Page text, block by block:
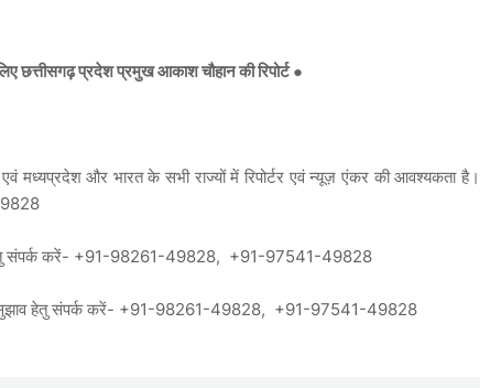
छत्तीसगढ़ प्रदेश प्रमुख आकाश चौहान की रिपोर्ट ●
मध्यप्रदेश और भारत के सभी राज्यों में रिपोर्टर एवं न्यूज़ एंकर की आवश्यकता है।
हेतु संपर्क करें- +91-98261-49828, +91-97541-49828
सुझाव हेतु संपर्क करें- +91-98261-49828, +91-97541-49828